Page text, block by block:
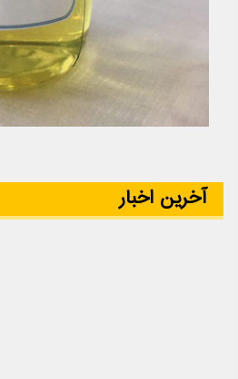
آخرین اخبار